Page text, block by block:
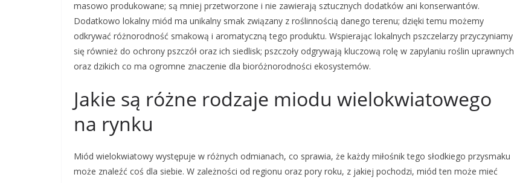
masowo produkowane; są mniej przetworzone i nie zawierają sztucznych dodatków ani konserwantów.
Dodatkowo lokalny miód ma unikalny smak związany z roślinnością danego terenu; dzięki temu możemy
odkrywać różnorodność smakową i aromatyczną tego produktu. Wspierając lokalnych pszczelarzy przyczyniamy
się również do ochrony pszczół oraz ich siedlisk; pszczoły odgrywają kluczową rolę w zapylaniu roślin uprawnych
oraz dzikich co ma ogromne znaczenie dla bioróżnorodności ekosystemów.
Jakie są różne rodzaje miodu wielokwiatowego
na rynku
Miód wielokwiatowy występuje w różnych odmianach, co sprawia, że każdy miłośnik tego słodkiego przysmaku
może znaleźć coś dla siebie. W zależności od regionu oraz pory roku, z jakiej pochodzi, miód ten może mieć